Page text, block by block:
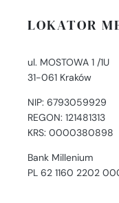
LOKATOR
ul. MOSTOWA 1 /1U
31-061 Kraków
NIP: 6793059929
REGON: 121481313
KRS: 0000380898
Bank Millenium
PL 62 1160 2202